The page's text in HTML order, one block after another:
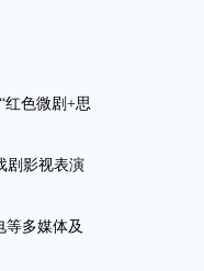
色微剧+思
剧影视表演
多媒体及